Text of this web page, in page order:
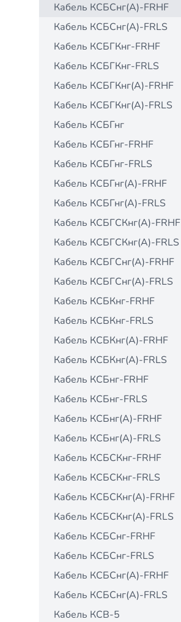
Кабель КСБCнг(А)-FRHF
Кабель КСБCнг(А)-FRLS
Кабель КСБГКнг-FRHF
Кабель КСБГКнг-FRLS
Кабель КСБГКнг(А)-FRHF
Кабель КСБГКнг(А)-FRLS
Кабель КСБГнг
Кабель КСБГнг-FRHF
Кабель КСБГнг-FRLS
Кабель КСБГнг(А)-FRHF
Кабель КСБГнг(А)-FRLS
Кабель КСБГСКнг(А)-FRHF
Кабель КСБГСКнг(А)-FRLS
Кабель КСБГСнг(А)-FRHF
Кабель КСБГСнг(А)-FRLS
Кабель КСБКнг-FRHF
Кабель КСБКнг-FRLS
Кабель КСБКнг(А)-FRHF
Кабель КСБКнг(А)-FRLS
Кабель КСБнг-FRHF
Кабель КСБнг-FRLS
Кабель КСБнг(А)-FRHF
Кабель КСБнг(А)-FRLS
Кабель КСБСКнг-FRHF
Кабель КСБСКнг-FRLS
Кабель КСБСКнг(А)-FRHF
Кабель КСБСКнг(А)-FRLS
Кабель КСБСнг-FRHF
Кабель КСБСнг-FRLS
Кабель КСБСнг(А)-FRHF
Кабель КСБСнг(А)-FRLS
Кабель КСВ-5